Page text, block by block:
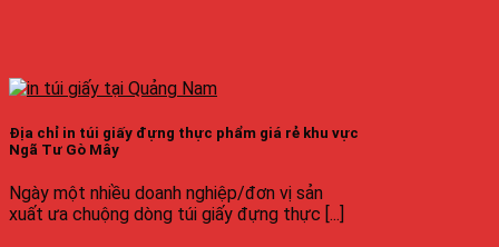
Địa chỉ in túi giấy đựng thực phẩm giá rẻ khu vực
Ngã Tư Gò Mây
Ngày một nhiều doanh nghiệp/đơn vị sản
xuất ưa chuộng dòng túi giấy đựng thực [...]